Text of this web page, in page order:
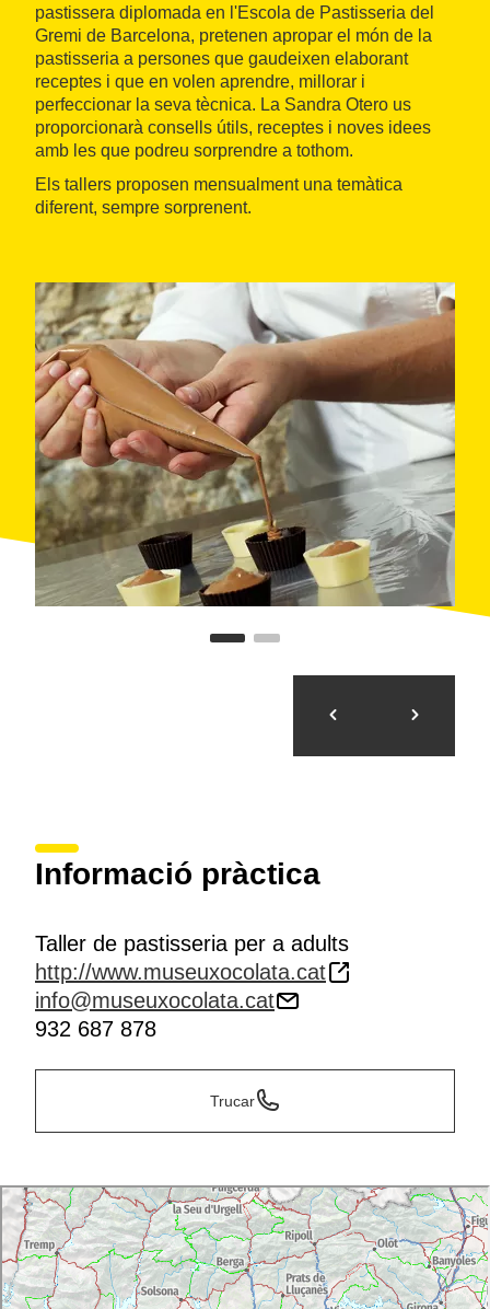
pastissera diplomada en l'Escola de Pastisseria del
Gremi de Barcelona, pretenen apropar el món de la
pastisseria a persones que gaudeixen elaborant
receptes i que en volen aprendre, millorar i
perfeccionar la seva tècnica. La Sandra Otero us
proporcionarà consells útils, receptes i noves idees
amb les que podreu sorprendre a tothom.
Els tallers proposen mensualment una temàtica
diferent, sempre sorprenent.
Informació pràctica
Taller de pastisseria per a adults
http://www.museuxocolata.cat
info@museuxocolata.cat
932 687 878
Trucar